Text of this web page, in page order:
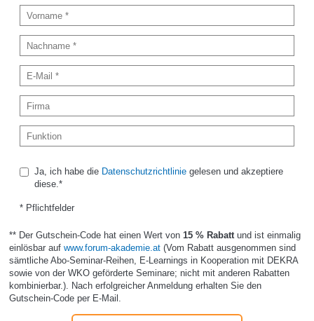
Ja, ich habe die Datenschutzrichtliniegelesen und akzeptiere
diese.*
* Pflichtfelder
** Der Gutschein-Code hat einen Wert von 15 % Rabatt und ist einmalig
einlösbar auf www.forum-akademie.at(Vom Rabatt ausgenommen sind
sämtliche Abo-Seminar-Reihen, E-Learnings in Kooperation mit DEKRA
sowie von der WKO geförderte Seminare; nicht mit anderen Rabatten
kombinierbar.). Nach erfolgreicher Anmeldung erhalten Sie den
Gutschein-Code per E-Mail.